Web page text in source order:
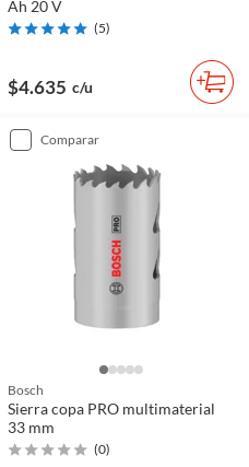
Ah 20 V
(5)
$4.635 c/u
comparar
Bosch
Sierra copa PRO multimaterial
33 mm
(0)